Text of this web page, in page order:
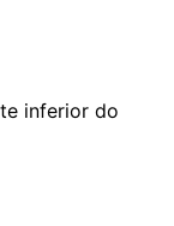
inferior do